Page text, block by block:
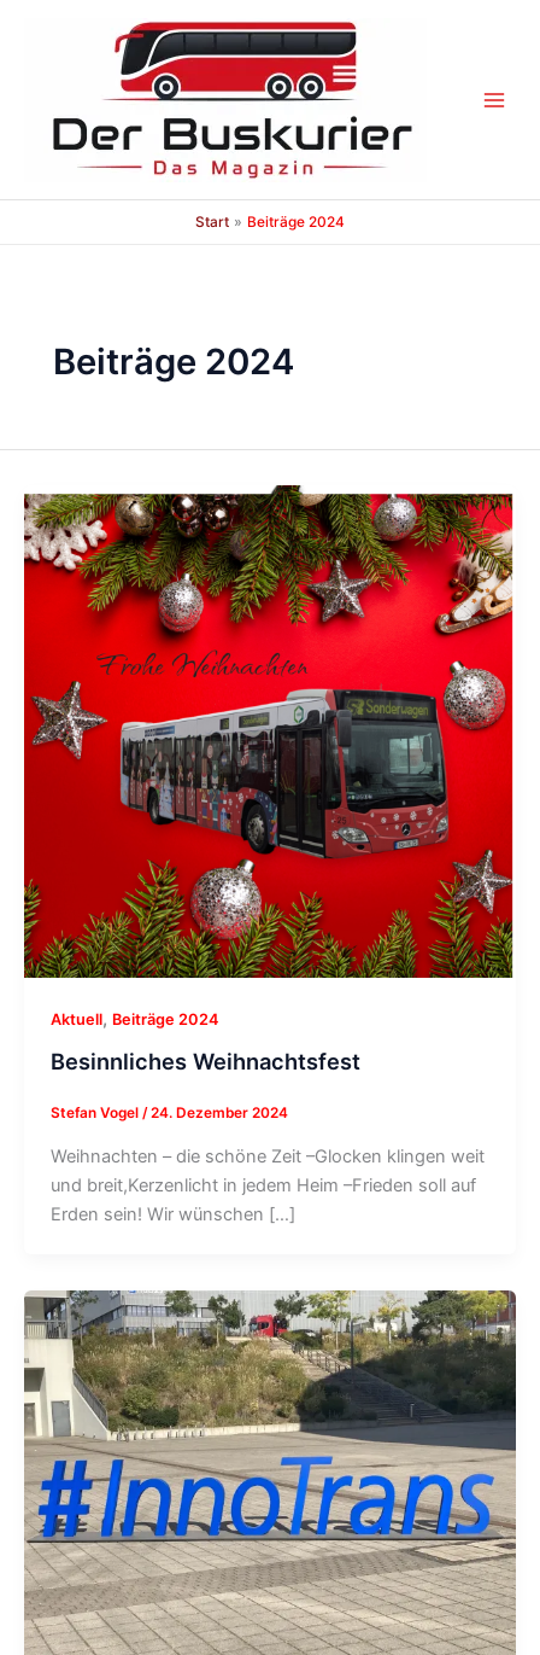
Start Beiträge 2024
Beiträge 2024
Aktuell, Beiträge 2024
Besinnliches Weihnachtsfest
Stefan Vogel /24. Dezember 2024
Weihnachten – die schöne Zeit –Glocken klingen weit
und breit,Kerzenlicht in jedem Heim –Frieden soll auf
Erden sein! Wir wünschen […]